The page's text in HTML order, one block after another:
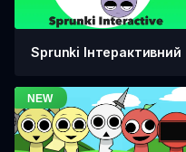
Sprunki Інтерактивний